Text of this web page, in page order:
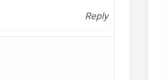
Reply